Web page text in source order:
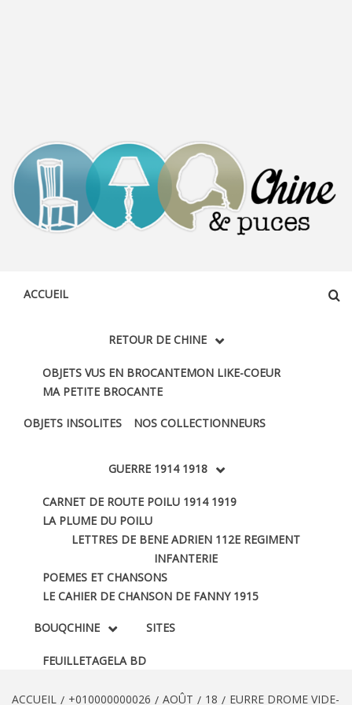
ACCUEIL
RETOUR DE CHINE
OBJETS VUS EN BROCANTEMON LIKE-COEUR
MA PETITE BROCANTE
OBJETS INSOLITES NOS COLLECTIONNEURS
GUERRE 1914 1918
CARNET DE ROUTE POILU 1914 1919
LA PLUME DU POILU
LETTRES DE BENE ADRIEN 112E REGIMENT
INFANTERIE
POEMES ET CHANSONS
LE CAHIER DE CHANSON DE FANNY 1915
BOUQCHINE
FEUILLETAGELA BD
SITES
ACCUEIL +010000000026 AOÛT 18
EURRE DROME VIDE-